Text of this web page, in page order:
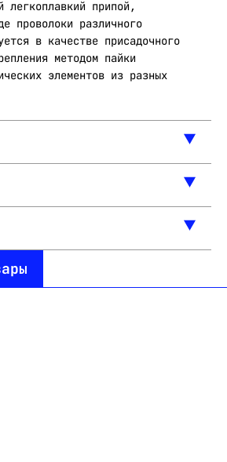
легкоплавкий припой,
проволоки различного
в качестве присадочного
методом пайки
элементов из разных